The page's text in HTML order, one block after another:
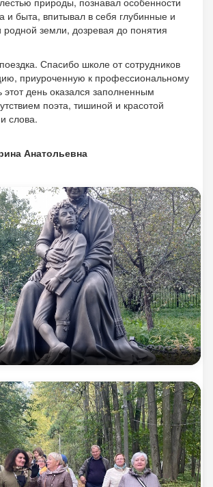
и быта, впитывал в себя глубинные и
родной земли, дозревая до понятия
Спасибо школе от сотрудников
приуроченную к профессиональному
этот день оказался заполненным
поэта, тишиной и красотой
слова.
Анатольевна